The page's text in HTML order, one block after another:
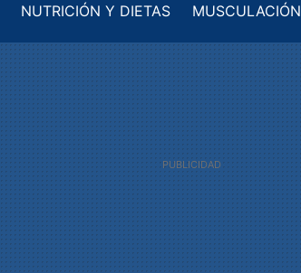
NUTRICIÓN Y DIETAS MUSCULACIÓN